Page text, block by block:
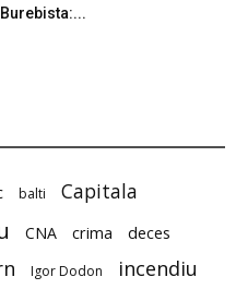
Burebista:...
balti Capitala
CNA crima deces
Igor Dodon incendiu